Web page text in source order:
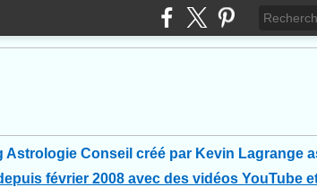
Astrologie Conseil créé par Kevin Lagrange
février 2008 avec des vidéos YouTube